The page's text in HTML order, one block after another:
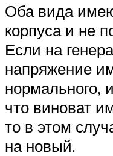
Оба вида
корпуса и не
Если на
напряжение
нормального,
что виноват
то в этом
на новый.